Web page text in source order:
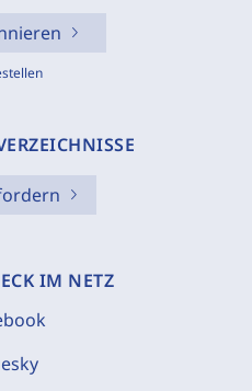
IM NETZ